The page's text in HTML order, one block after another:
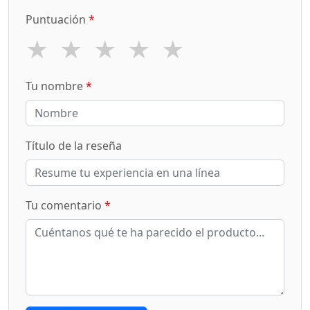
Puntuación *
★ ★ ★ ★ ★
Tu nombre*
Título de la reseña
Tu comentario *